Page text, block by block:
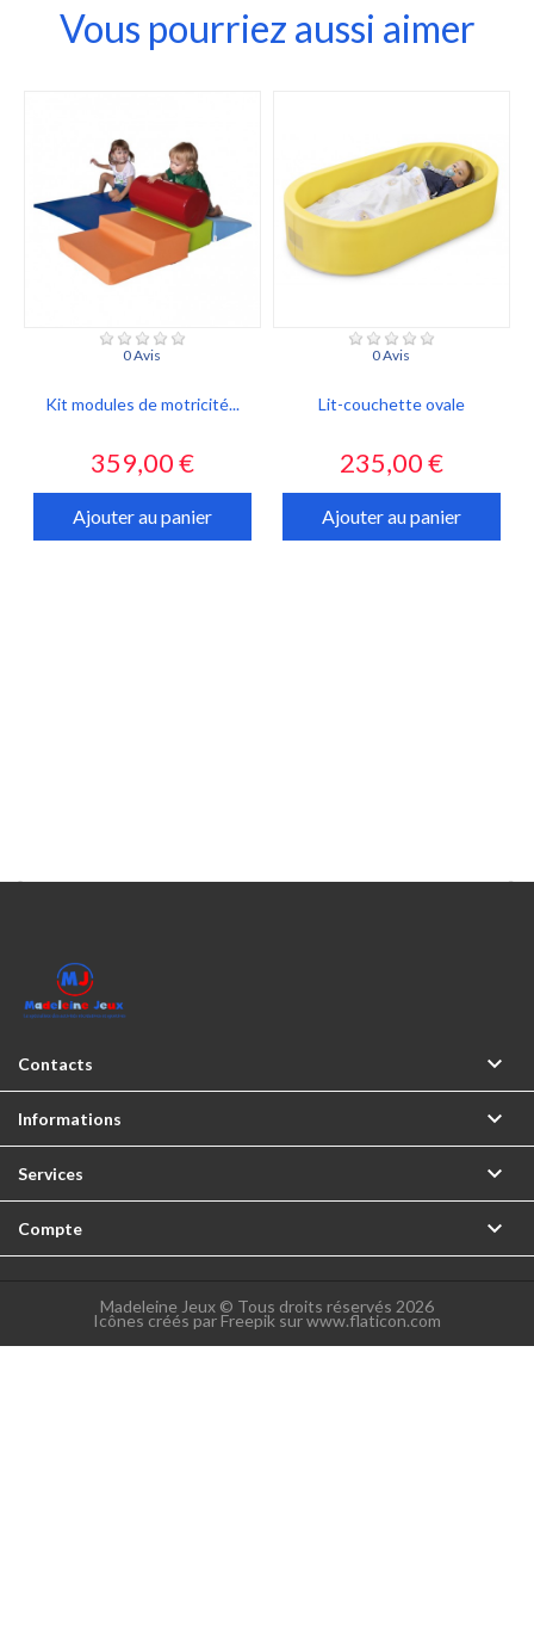
Vous pourriez aussi aimer
0 Avis
Kit modules de motricité...
Prix
359,00 €
Ajouter au panier
0 Avis
Lit-couchette ovale
Prix
235,00 €
Ajouter au panier
 
Contacts 
Informations 
Services 
Compte 
Madeleine Jeux © Tous droits réservés 2026
Icônes créés par Freepik sur www.flaticon.com